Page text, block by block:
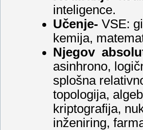
inteligence.
Učenje- VSE:
kemija,
Njegov
asinhrono,
splošna
topologija,
kriptografija,
inženiring,